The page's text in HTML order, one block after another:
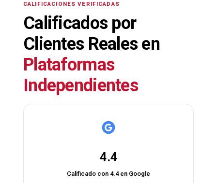
CALIFICACIONES VERIFICADAS
Calificados por
Clientes Reales en
Plataformas
Independientes
4.4
Calificado con 4.4 en Google